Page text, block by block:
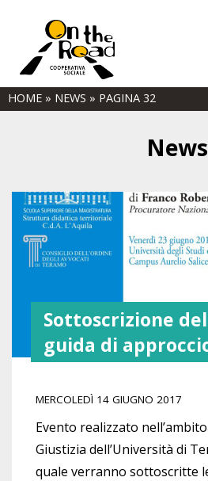
HOME » NEWS » PAGINA 32
News
Sottoscrizione
guida di
MERCOLEDÌ 14 GIUGNO 2017
Evento realizzato
Giustizia dell’Università di
quale verranno sottoscritte